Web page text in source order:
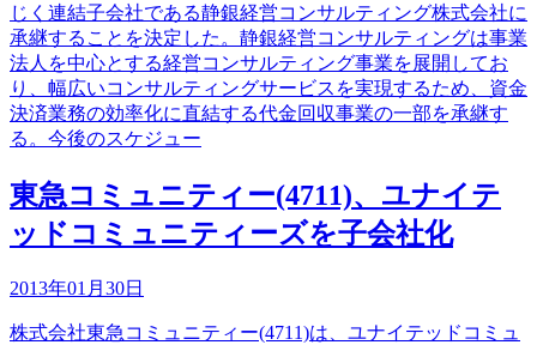
じく連結子会社である静銀経営コンサルティング株式会社に
承継することを決定した。静銀経営コンサルティングは事業
法人を中心とする経営コンサルティング事業を展開してお
り、幅広いコンサルティングサービスを実現するため、資金
決済業務の効率化に直結する代金回収事業の一部を承継す
る。今後のスケジュー
東急コミュニティー(4711)、ユナイテ
ッドコミュニティーズを子会社化
2013年01月30日
株式会社東急コミュニティー(4711)は、ユナイテッドコミュ